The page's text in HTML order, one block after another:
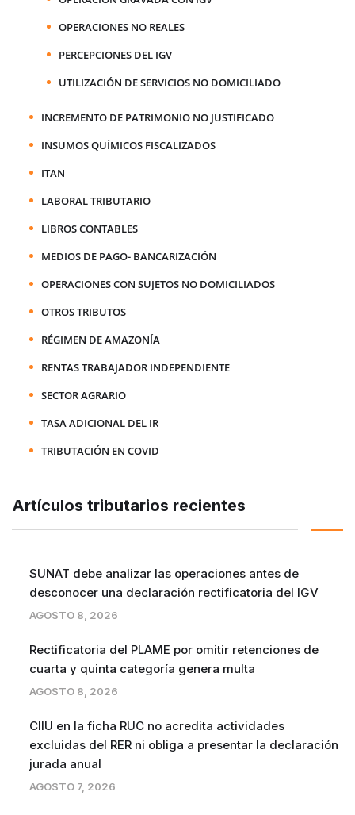
OPERACIONES NO REALES
PERCEPCIONES DEL IGV
UTILIZACIÓN DE SERVICIOS NO DOMICILIADO
INCREMENTO DE PATRIMONIO NO JUSTIFICADO
INSUMOS QUÍMICOS FISCALIZADOS
ITAN
LABORAL TRIBUTARIO
LIBROS CONTABLES
MEDIOS DE PAGO- BANCARIZACIÓN
OPERACIONES CON SUJETOS NO DOMICILIADOS
OTROS TRIBUTOS
RÉGIMEN DE AMAZONÍA
RENTAS TRABAJADOR INDEPENDIENTE
SECTOR AGRARIO
TASA ADICIONAL DEL IR
TRIBUTACIÓN EN COVID
Artículos tributarios recientes
SUNAT debe analizar las operaciones antes de
desconocer una declaración rectificatoria del IGV
AGOSTO 8, 2026
Rectificatoria del PLAME por omitir retenciones de
cuarta y quinta categoría genera multa
AGOSTO 8, 2026
CIIU en la ficha RUC no acredita actividades
excluidas del RER ni obliga a presentar la declaración
jurada anual
AGOSTO 7, 2026